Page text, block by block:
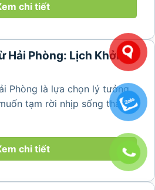
chi tiết
Hải Phòng: Lịch Khởi
Phòng là lựa chọn lý tưởng
tạm rời nhịp sống thành
gian núi rừng trong lành,
yên và cảnh quan ruộng bậc
chi tiết